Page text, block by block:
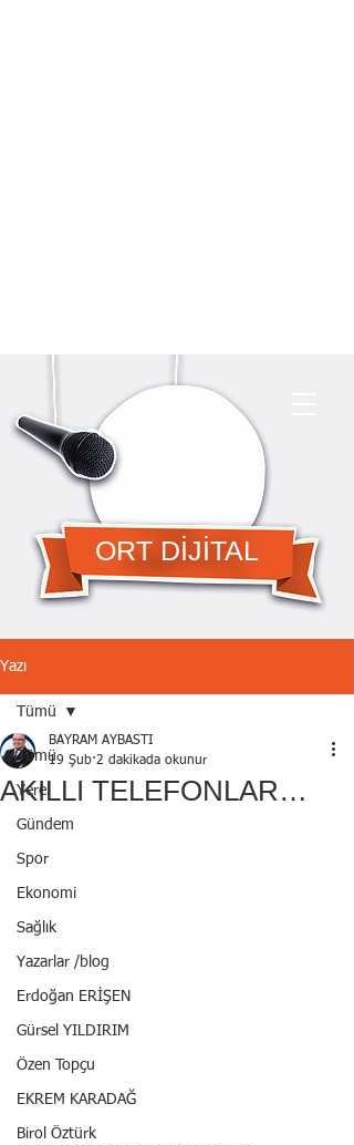
ORT DİJİTAL
Yazı
Tümü
Yerel
Gündem
Spor
Ekonomi
Sağlık
Yazarlar /blog
Erdoğan ERİŞEN
Gürsel YILDIRIM
Özen Topçu
EKREM KARADAĞ
Birol Öztürk
Tümü
AKILLI TELEFONLAR…
BAYRAM AYBASTI
19 Şub 2 dakikada okunur